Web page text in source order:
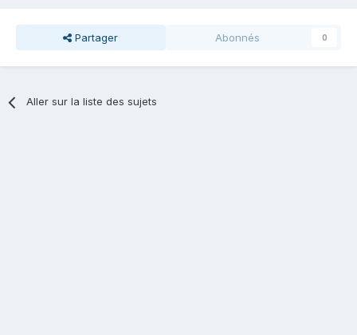
Partager Abonnés 0
Aller sur la liste des sujets